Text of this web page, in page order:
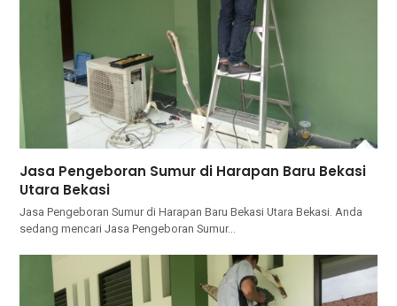
Jasa Pengeboran Sumur di Harapan Baru Bekasi
Utara Bekasi
Jasa Pengeboran Sumur di Harapan Baru Bekasi Utara Bekasi. Andа
ѕеdаng mencari Jasa Pengeboran Sumur…